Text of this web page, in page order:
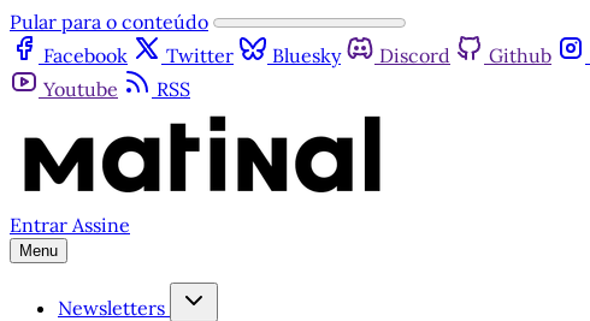
Pular para o conteúdo
Facebook
Twitter Bluesky Discord Github
Youtube
RSS
Entrar Assine
Menu
Newsletters